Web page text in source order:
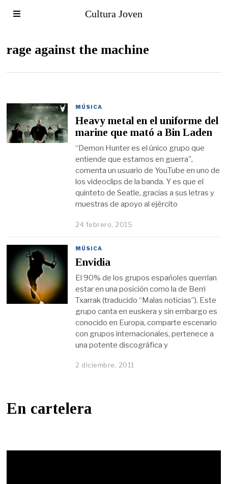
Cultura Joven
rage against the machine
MÚSICA
Heavy metal en el uniforme del
marine que mató a Bin Laden
“Demon Hunter es el único grupo que
entiende que estamos en guerra”,
comenta un usuario de YouTube en uno de
los videoclips de la banda. Y es que el
quinteto de Seatle, gracias a sus letras y
muestras de apoyo al ejército
24 febrero, 2015
MÚSICA
Envidia
El 90% de los grupos españoles querrían
estar en una posición como la de Berri
Txarrak (traducido “Malas noticias”). Este
grupo canta en euskera y sin embargo es
conocido en Europa, comparte escenario
con grupos internacionales, pertenece a
una potente discográfica y
2 diciembre, 2011
En cartelera